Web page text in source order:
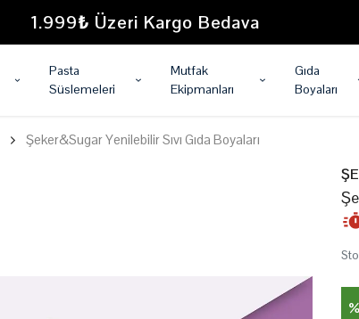
1.999₺ Üzeri Kargo Bedava
Pasta
Süslemeleri
Mutfak
Ekipmanları
Gıda
Boyaları
Şeker&Sugar Yenilebilir Sıvı Gıda Boyaları
%